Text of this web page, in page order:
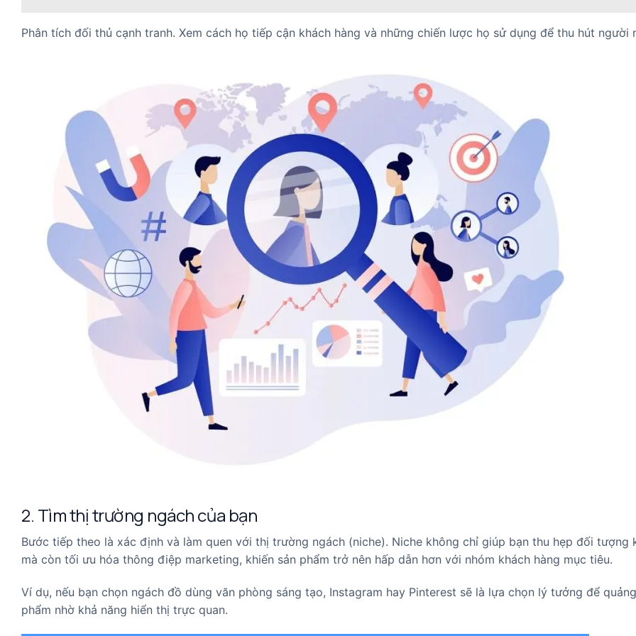
Phân tích đối thủ cạnh tranh. Xem cách họ tiếp cận khách hàng và những chiến lược họ sử dụng để thu hút người
2. Tìm thị trường ngách của bạn
Bước tiếp theo là xác định và làm quen với thị trường ngách (niche). Niche không chỉ giúp bạn thu hẹp đối tượng
mà còn tối ưu hóa thông điệp marketing, khiến sản phẩm trở nên hấp dẫn hơn với nhóm khách hàng mục tiêu.
Ví dụ, nếu bạn chọn ngách đồ dùng văn phòng sáng tạo, Instagram hay Pinterest sẽ là lựa chọn lý tưởng để
phẩm nhờ khả năng hiển thị trực quan.